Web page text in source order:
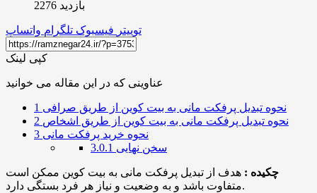
بازدید 2276
توییتر فیسبوک تلگرام واتساپ
کپی لینک
عناوینی که در این مقاله می خوانید
1 نحوه تبدیل پرفکت مانی به بیت کوین از طریق صرافی
2 نحوه تبدیل پرفکت مانی به بیت کوین از طریق اشخاص
3 نحوه خرید پرفکت مانی
3.0.1 سخن نهایی
چکیده : هدف از تبدیل پرفکت مانی به بیت‌ کوین ممکن است
متفاوت باشد و به وضعیت و نیاز هر فرد بستگی دارد.